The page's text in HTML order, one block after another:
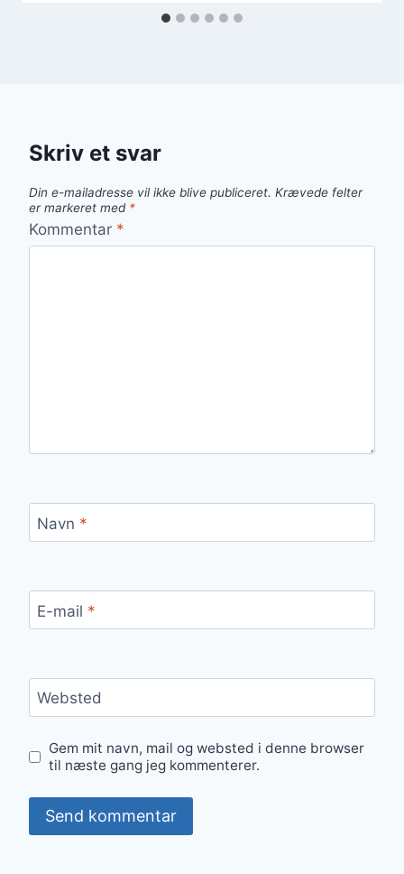
Skriv et svar
Din e-mailadresse vil ikke blive publiceret. Krævede felter
er markeret med *
Kommentar *
Navn *
E-mail *
Websted
Gem mit navn, mail og websted i denne browser
til næste gang jeg kommenterer.